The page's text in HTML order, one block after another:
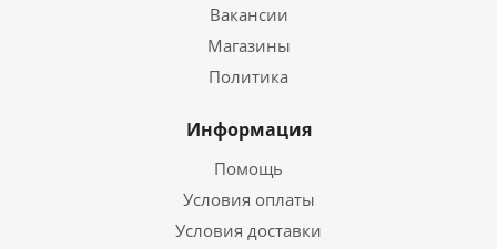
Вакансии
Магазины
Политика
Информация
Помощь
Условия оплаты
Условия доставки